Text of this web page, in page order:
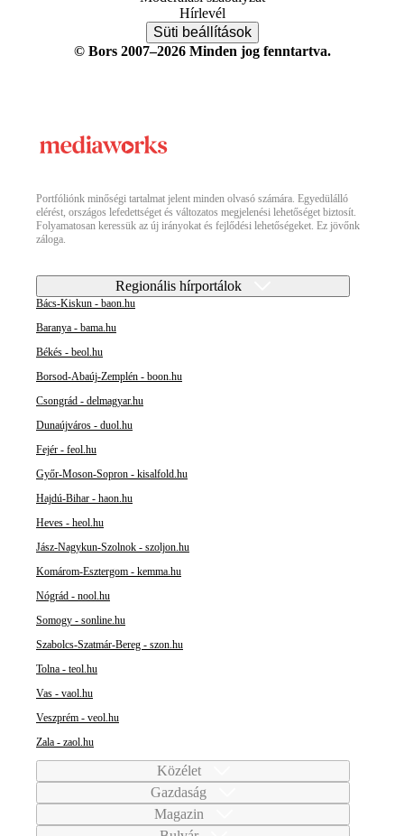
Hírlevél
Süti beállítások
© Bors 2007–2026 Minden jog fenntartva.
Portfóliónk minőségi tartalmat jelent minden olvasó számára. Egyedülálló
elérést, országos lefedettséget és változatos megjelenési lehetőséget biztosít.
Folyamatosan keressük az új irányokat és fejlődési lehetőségeket. Ez jövőnk
záloga.
Regionális hírportálok
Bács-Kiskun - baon.hu
Baranya - bama.hu
Békés - beol.hu
Borsod-Abaúj-Zemplén - boon.hu
Csongrád - delmagyar.hu
Dunaújváros - duol.hu
Fejér - feol.hu
Győr-Moson-Sopron - kisalfold.hu
Hajdú-Bihar - haon.hu
Heves - heol.hu
Jász-Nagykun-Szolnok - szoljon.hu
Komárom-Esztergom - kemma.hu
Nógrád - nool.hu
Somogy - sonline.hu
Szabolcs-Szatmár-Bereg - szon.hu
Tolna - teol.hu
Vas - vaol.hu
Veszprém - veol.hu
Zala - zaol.hu
Közélet
Gazdaság
Magazin